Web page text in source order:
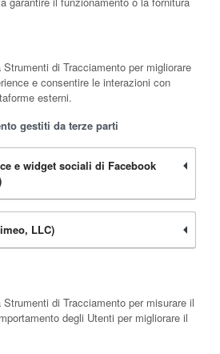
di Tracciamento per migliorare
e consentire le interazioni con
esterni.
gestiti da terze parti
e widget sociali di Facebook
LLC)
di Tracciamento per misurare il
degli Utenti per migliorare il